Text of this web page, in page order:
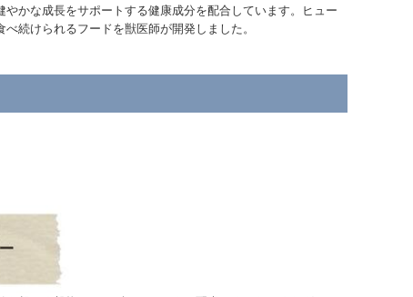
かな成長をサポートする健康成分を配合しています。ヒュー
続けられるフードを獣医師が開発しました。